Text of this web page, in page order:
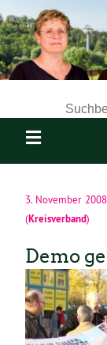
3. November 2008
(Kreisverband)
Demo